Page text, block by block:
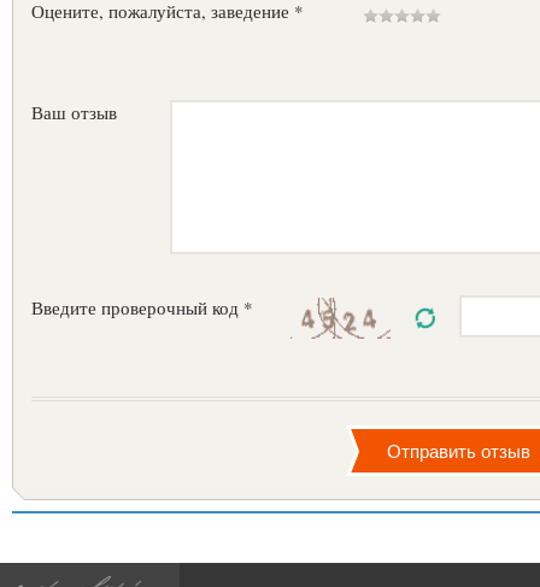
Оцените, пожалуйста, заведение *
Ваш отзыв
Введите проверочный код *